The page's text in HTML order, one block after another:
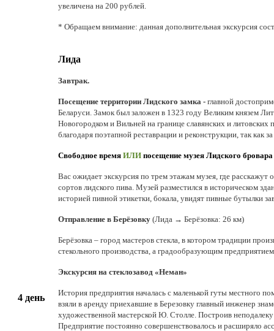
увеличена на 200 рублей.
* Обращаем внимание: данная дополнительная экскурсия
4 день
Лида
Завтрак.
Посещение территории Лидского замка - главной
Беларуси. Замок был заложен в 1323 году Великим князем
Новогородком и Вильней на границе славянских и литовских
благодаря поэтапной реставрации и реконструкции, так
Свободное время ИЛИ посещение музея Лидского бровара
Вас ожидает экскурсия по трем этажам музея, где расскажут
сортов лидского пива. Музей разместился в историческом
историей пивной этикетки, бокала, увидят пивные бутылки
Отправление в Берёзовку (Лида → Берёзовка: 26 км)
Берёзовка – город мастеров стекла, в котором традиции
стекольного производства, а градообразующим
Экскурсия на стеклозавод «Неман»
История предприятия началась с маленькой гуты местного
взяли в аренду приехавшие в Березовку главный инженер
художественной мастерской Ю. Столле. Построив
Предприятие постоянно совершенствовалось и расширяло